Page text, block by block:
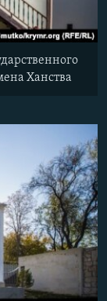
Ханства